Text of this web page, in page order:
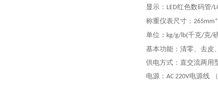
显示： LED红色数码管/
称重仪表尺寸：
单位： kg/g/lb(千克/克/
基本功能：清零、去皮
供电方式：直交流两用
电源： AC 220V电源线